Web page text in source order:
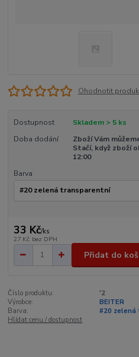
Ohodnotit
Dostupnost
Skladem > 5 ks
Doba dodání
Zboží Vám
Stačí, když zboží
12:00
Barva
33 Kč/ks
27 Kč bez DPH
Přidat do
Číslo produktu:
'2
Výrobce:
BEITER
Barva:
#20 zelená
Hlídat cenu / dostupnost